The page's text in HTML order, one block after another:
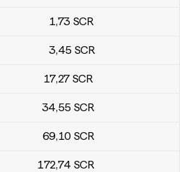
comorenses a rupias
1,73 SCR
3,45 SCR
17,27 SCR
34,55 SCR
69,10 SCR
172,74 SCR